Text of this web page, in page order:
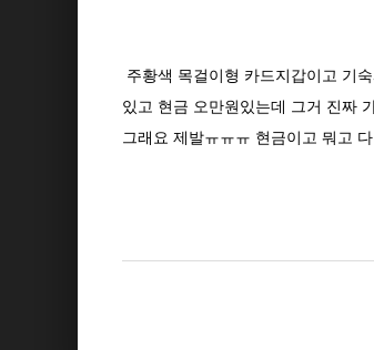
주황색 목걸이형 카드지갑이고 기
있고 현금 오만원있는데 그거 진짜
그래요 제발ㅠㅠㅠ 현금이고 뭐고